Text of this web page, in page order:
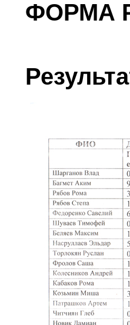
ФОРМА